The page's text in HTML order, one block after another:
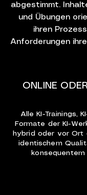
abgestimmt.
und Übungen
ihren
Anforderungen
ONLINE
Alle KI-Trainings,
Formate der KI-
hybrid oder vor Ort
identischem
konsequentem